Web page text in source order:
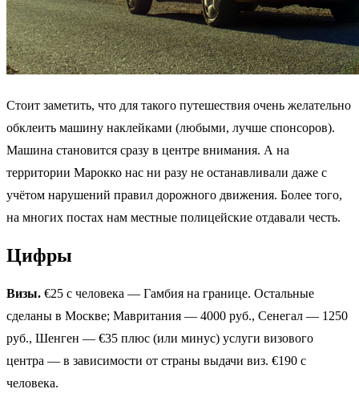
Стоит заметить, что для такого путешествия очень желательно
обклеить машину наклейками (любыми, лучше спонсоров).
Машина становится сразу в центре внимания. А на
территории Марокко нас ни разу не останавливали даже с
учётом нарушений правил дорожного движения. Более того,
на многих постах нам местные полицейские отдавали честь.
Цифры
Визы. €25 с человека — Гамбия на границе. Остальные
сделаны в Москве; Мавритания — 4000 руб., Сенегал — 1250
руб., Шенген — €35 плюс (или минус) услуги визового
центра — в зависимости от страны выдачи виз. €190 с
человека.